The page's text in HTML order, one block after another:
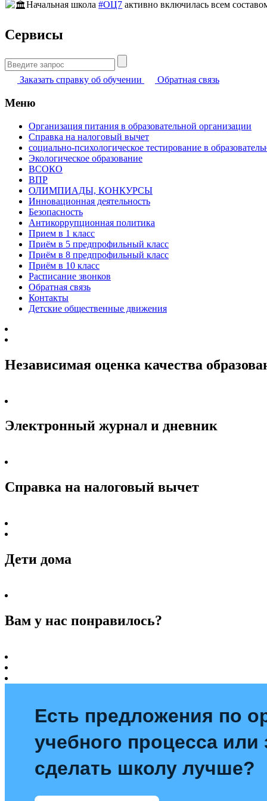
Начальная школа#ОЦ7 активно включилась всем
Сервисы
Найти:
Заказать справку об обучении
Обратная связь
Меню
Организация питания в образовательной организации
Справка на налоговый вычет
социально-психологическое тестирование в
Экологическое образование
ВСОКО
ВПР
ОЛИМПИАДЫ, КОНКУРСЫ
Инновационная деятельность
Безопасность
Антикоррупционная политика
Прием в 1 класс
Приём в 5 предпрофильный класс
Приём в 8 предпрофильный класс
Приём в 10 класс
Расписание звонков
Обратная связь
Контакты
Детские общественные движения
Независимая оценка качества
Электронный журнал и дневник
Справка на налоговый вычет
Дети дома
Вам у нас понравилось?
Есть предложения по
учебного процесса или
сделать школу лучше?